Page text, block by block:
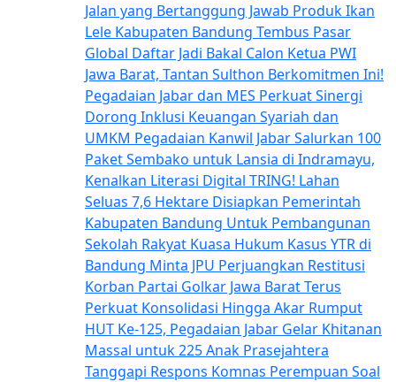
Jalan yang Bertanggung Jawab Produk Ikan
Lele Kabupaten Bandung Tembus Pasar
Global Daftar Jadi Bakal Calon Ketua PWI
Jawa Barat, Tantan Sulthon Berkomitmen Ini!
Pegadaian Jabar dan MES Perkuat Sinergi
Dorong Inklusi Keuangan Syariah dan
UMKM Pegadaian Kanwil Jabar Salurkan 100
Paket Sembako untuk Lansia di Indramayu,
Kenalkan Literasi Digital TRING! Lahan
Seluas 7,6 Hektare Disiapkan Pemerintah
Kabupaten Bandung Untuk Pembangunan
Sekolah Rakyat Kuasa Hukum Kasus YTR di
Bandung Minta JPU Perjuangkan Restitusi
Korban Partai Golkar Jawa Barat Terus
Perkuat Konsolidasi Hingga Akar Rumput
HUT Ke-125, Pegadaian Jabar Gelar Khitanan
Massal untuk 225 Anak Prasejahtera
Tanggapi Respons Komnas Perempuan Soal